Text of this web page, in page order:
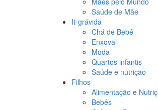
Saúde de Mãe
It-grávida
Chá de Bebê
Enxoval
Moda
Quartos infantis
Saúde e nutrição
Filhos
Alimentação e
Bebês